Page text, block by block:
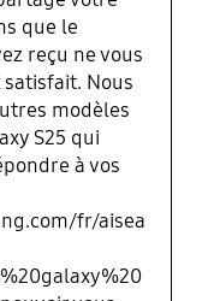
que le
reçu ne vous
Nous
modèles
S25 qui
à vos
fr/aisea